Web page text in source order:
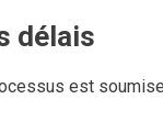
délais
est